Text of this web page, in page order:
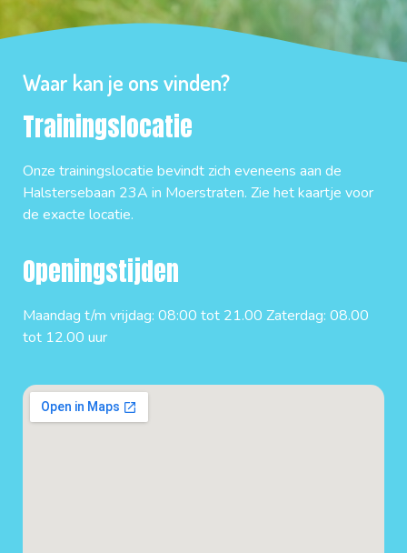
Waar kan je ons vinden?
Trainingslocatie
Onze trainingslocatie bevindt zich eveneens aan de
Halstersebaan 23A in Moerstraten. Zie het kaartje voor
de exacte locatie.
Openingstijden
Maandag t/m vrijdag: 08:00 tot 21.00 Zaterdag: 08.00
tot 12.00 uur